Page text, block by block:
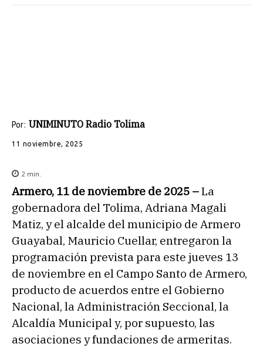
Por: UNIMINUTO Radio Tolima
11 noviembre, 2025
2 min.
Armero, 11 de noviembre de 2025 –La
gobernadora del Tolima, Adriana Magali
Matiz, y el alcalde del municipio de Armero
Guayabal, Mauricio Cuellar, entregaron la
programación prevista para este jueves 13
de noviembre en el Campo Santo de Armero,
producto de acuerdos entre el Gobierno
Nacional, la Administración Seccional, la
Alcaldía Municipal y, por supuesto, las
asociaciones y fundaciones de armeritas.